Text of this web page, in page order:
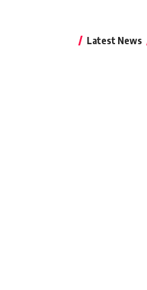
Latest News